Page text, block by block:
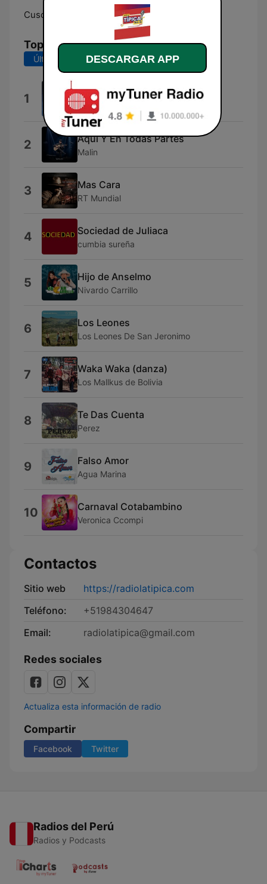
Cusco:
Top Canciones
Últimos 7 días Últimos 30 días
1 Este Es el Puto Estilo
Estilo Bajo
2 Aquí Y En Todas Partes
Malin
3 Mas Cara
RT Mundial
4 Sociedad de Juliaca
cumbia sureña
5 Hijo de Anselmo
Nivardo Carrillo
6 Los Leones
Los Leones De San Jeronimo
7 Waka Waka (danza)
Los Mallkus de Bolivia
8 Te Das Cuenta
Perez
9 Falso Amor
Agua Marina
10 Carnaval Cotabambino
Veronica Ccompi
Contactos
Sitio web
https://radiolatipica.com
Teléfono:
+51984304647
Email:
radiolatipica@gmail.com
Redes sociales
Actualiza esta información de radio
Compartir
Facebook Twitter
Radios del Perú
Radios y Podcasts
DESCARGAR APP